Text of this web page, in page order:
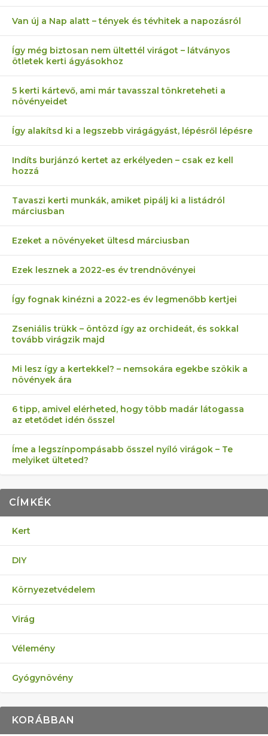
Van új a Nap alatt – tények és tévhitek a napozásról
Így még biztosan nem ültettél virágot – látványos
ötletek kerti ágyásokhoz
5 kerti kártevő, ami már tavasszal tönkreteheti a
növényeidet
Így alakítsd ki a legszebb virágágyást, lépésről lépésre
Indíts burjánzó kertet az erkélyeden – csak ez kell
hozzá
Tavaszi kerti munkák, amiket pipálj ki a listádról
márciusban
Ezeket a növényeket ültesd márciusban
Ezek lesznek a 2022-es év trendnövényei
Így fognak kinézni a 2022-es év legmenőbb kertjei
Zseniális trükk – öntözd így az orchideát, és sokkal
tovább virágzik majd
Mi lesz így a kertekkel? – nemsokára egekbe szökik a
növények ára
6 tipp, amivel elérheted, hogy több madár látogassa
az etetődet idén ősszel
Íme a legszínpompásabb ősszel nyíló virágok – Te
melyiket ülteted?
CÍMKÉK
Kert
DIY
Környezetvédelem
Virág
Vélemény
Gyógynövény
KORÁBBAN